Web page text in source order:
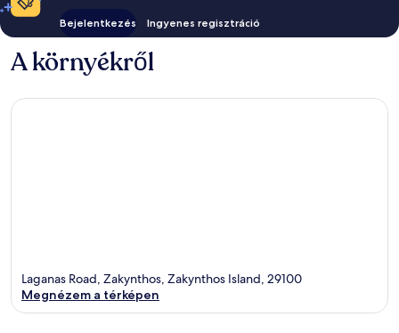
Bejelentkezés Ingyenes regisztráció
A környékről
Laganas Road, Zakynthos, Zakynthos Island, 29100
Megnézem a térképen